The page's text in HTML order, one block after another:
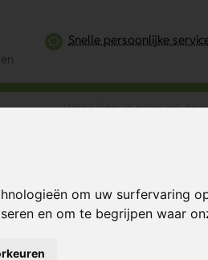
om uw surfervaring
en om te begrijpen waar
Snelle persoonlijke